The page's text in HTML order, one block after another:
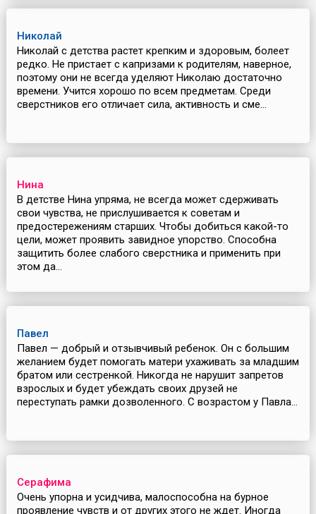
Николай
Николай с детства растет крепким и здоровым, болеет
редко. Не пристает с капризами к родителям, наверное,
поэтому они не всегда уделяют Николаю достаточно
времени. Учится хорошо по всем предметам. Среди
сверстников его отличает сила, активность и сме...
Нина
В детстве Нина упряма, не всегда может сдерживать
свои чувства, не прислушивается к советам и
предостережениям старших. Чтобы добиться какой-то
цели, может проявить завидное упорство. Способна
защитить более слабого сверстника и применить при
этом да...
Павел
Павел — добрый и отзывчивый ребенок. Он с большим
желанием будет помогать матери ухаживать за младшим
братом или сестренкой. Никогда не нарушит запретов
взрослых и будет убеждать своих друзей не
переступать рамки дозволенного. С возрастом у Павла...
Серафима
Очень упорна и усидчива, малоспособна на бурное
проявление чувств и от других этого не ждет. Иногда